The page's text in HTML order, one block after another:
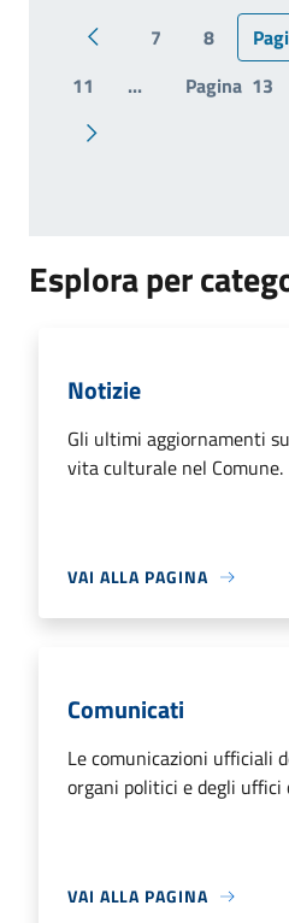
Pagina precedente
7 8
11
... Pagina 13
Pagina successiva
Esplora per
Notizie
Gli ultimi aggiornamenti
vita culturale nel Comune.
VAI ALLA PAGINA
Comunicati
Le comunicazioni ufficiali
organi politici e degli uffici
VAI ALLA PAGINA